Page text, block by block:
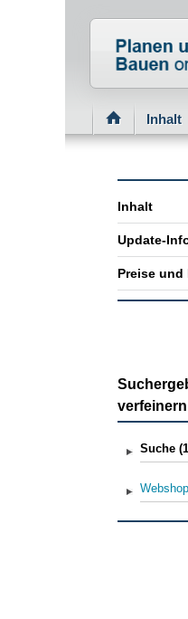
Inhalt
Inhalt
Update-
Preise
verfeinern
Suche
Webshop